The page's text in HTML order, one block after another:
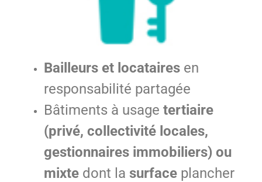
Bailleurs et locataires en
responsabilité partagée
Bâtiments à usage tertiaire
(privé, collectivité locales,
gestionnaires immobiliers) ou
mixte dont la surface plancher